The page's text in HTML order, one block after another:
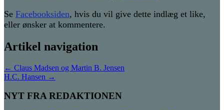
Se Facebooksiden, hvis du vil give dette indlæg et like,
eller ønsker at kommentere.
Artikel navigation
← Claus Madsen og Martin B. Jensen
H.C. Hansen →
NYT FRA REDAKTIONEN